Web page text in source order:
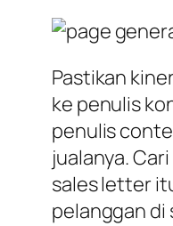
Pastikan
ke penulis
penulis
jualanya.
sales letter
pelanggan di